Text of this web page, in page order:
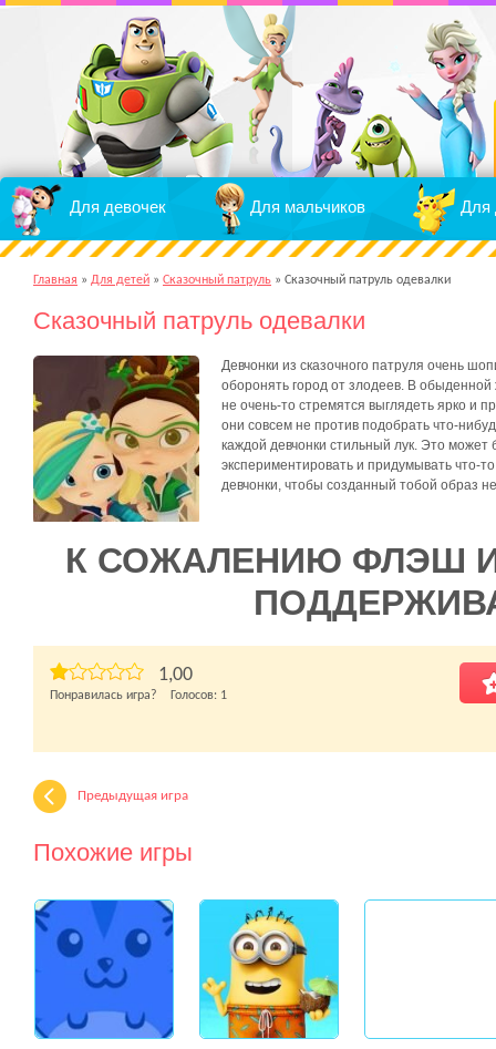
Для девочек Для мальчиков Для
Главная » Для детей » Сказочный патруль » Cказочный патруль одевалки
Cказочный патруль одевалки
Девчонки из сказочного патруля очень
оборонять город от злодеев. В
не очень-то стремятся выглядеть ярко и
они совсем не против подобрать что-
каждой девчонки стильный лук. Это
экспериментировать и придумывать что-
девчонки, чтобы созданный тобой образ
К СОЖАЛЕНИЮ ФЛЭШ
1,00
Понравилась игра? Голосов: 1
Предыдущая игра
Похожие игры